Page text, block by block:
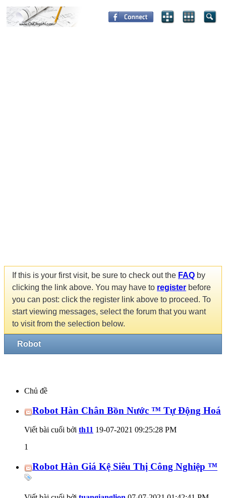
If this is your first visit, be sure to check out the FAQ by
clicking the link above. You may have to register before
you can post: click the register link above to proceed. To
start viewing messages, select the forum that you want
to visit from the selection below.
Robot
Chủ đề
Robot Hàn Chân Bồn Nước ™ Tự Động Hoá
Viết bài cuối bởi th11 19-07-2021 09:25:28 PM
1
Robot Hàn Giá Kệ Siêu Thị Công Nghiệp ™